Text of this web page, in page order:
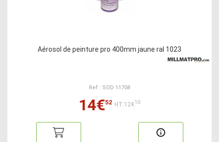
Aérosol de peinture pro 400mm jaune ral 1023
Ref : SOD 11708
14€52 HT:12€10